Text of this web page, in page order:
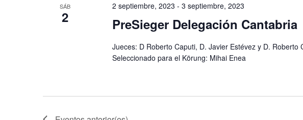
SÁB
2
2 septiembre, 2023 - 3 septiembre, 2023
PreSieger Delegación Cantabria
Jueces: D Roberto Caputi, D. Javier Estévez y D.
Seleccionado para el Körung: Mihai Enea